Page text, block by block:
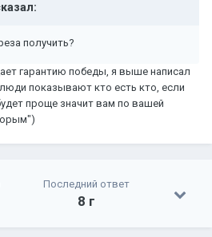
получить?
гарантию победы, я выше написал
показывают кто есть кто, если
проще значит вам по вашей
Последний ответ
8 г